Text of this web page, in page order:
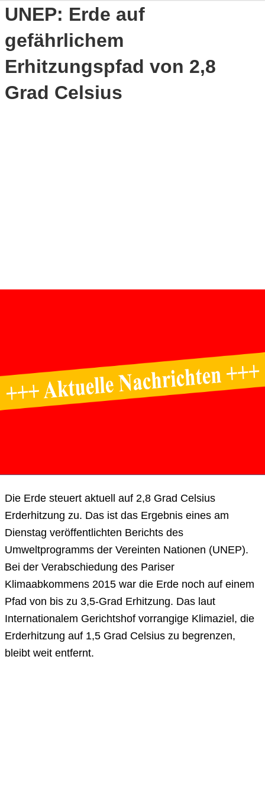
UNEP: Erde auf
gefährlichem
Erhitzungspfad von 2,8
Grad Celsius
Die Erde steuert aktuell auf 2,8 Grad Celsius
Erderhitzung zu. Das ist das Ergebnis eines am
Dienstag veröffentlichten Berichts des
Umweltprogramms der Vereinten Nationen (UNEP).
Bei der Verabschiedung des Pariser
Klimaabkommens 2015 war die Erde noch auf einem
Pfad von bis zu 3,5-Grad Erhitzung. Das laut
Internationalem Gerichtshof vorrangige Klimaziel, die
Erderhitzung auf 1,5 Grad Celsius zu begrenzen,
bleibt weit entfernt.